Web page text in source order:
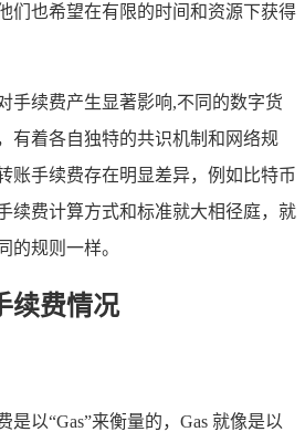
们也希望在有限的时间和资源下获得
手续费产生显著影响,不同的数字货
有着各自独特的共识机制和网络规
账手续费存在明显差异，例如比特币
续费计算方式和标准就大相径庭，就
的规则一样。
续费情况
是以“Gas”来衡量的，Gas 就像是以